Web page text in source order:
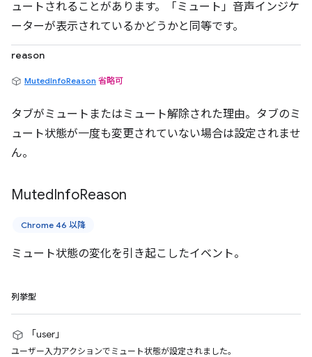
ュートされることがあります。「ミュート」音声インジケ
ーターが表示されているかどうかと同等です。
reason
MutedInfoReason 省略可
タブがミュートまたはミュート解除された理由。タブのミ
ュート状態が一度も変更されていない場合は設定されませ
ん。
MutedInfoReason
Chrome 46 以降
ミュート状態の変化を引き起こしたイベント。
列挙型
「user」
ユーザー入力アクションでミュート状態が設定されました。